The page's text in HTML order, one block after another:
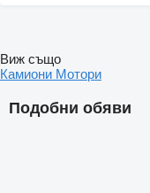
Подобни обяви
Виж също
Камиони Мотори